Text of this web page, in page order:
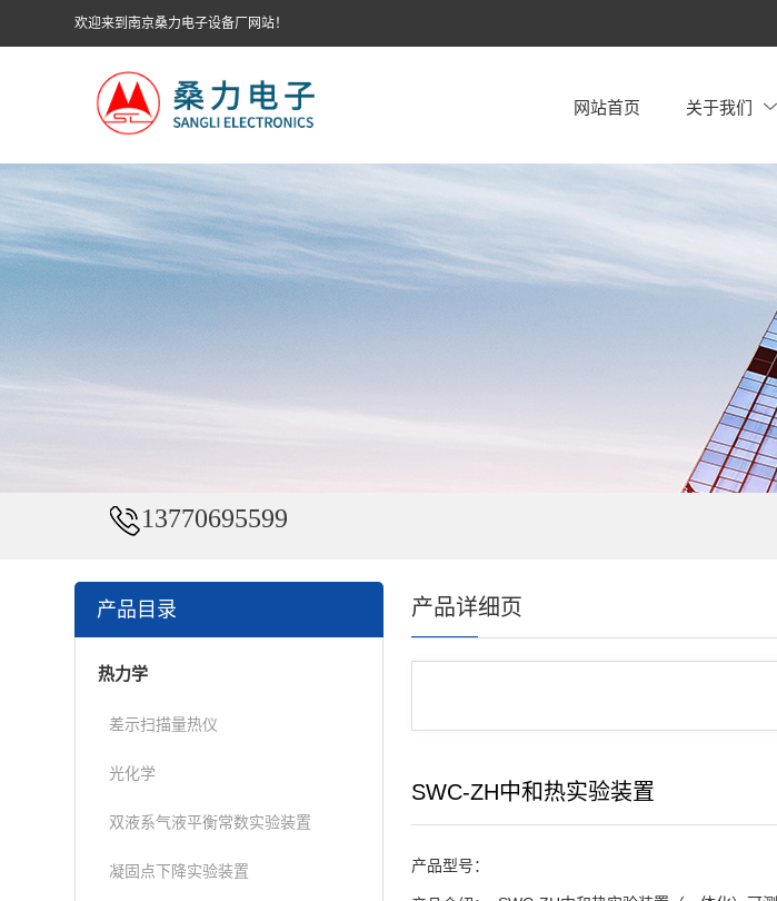
欢迎来到南京桑力电子设备厂网站！
网站首页 关于我们
13770695599
产品目录
热力学
差示扫描量热仪
光化学
双液系气液平衡常数实验装置
凝固点下降实验装置
产品详细页
SWC-ZH中和热实验装置
产品型号：